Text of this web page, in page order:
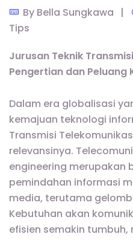
By Bella Sungkawa
Tips
Jurusan Teknik
Pengertian dan Peluang
Dalam era globalisasi
kemajuan teknologi
Transmisi
relevansinya.
engineering merupakan
pemindahan informasi
media, terutama
Kebutuhan akan
efisien semakin